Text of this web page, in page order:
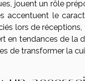
jouent un rôle
accentuent le
lors de
en tendances de
de transformer la